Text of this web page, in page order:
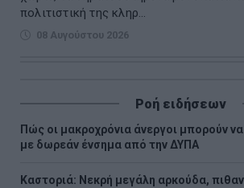
πολιτιστική της κληρ...
08 Αυγούστου 2026
Ροή ειδήσεων
Πώς οι μακροχρόνια άνεργοι μπορούν
με δωρεάν ένσημα από την ΔΥΠΑ
Καστοριά: Νεκρή μεγάλη αρκούδα,